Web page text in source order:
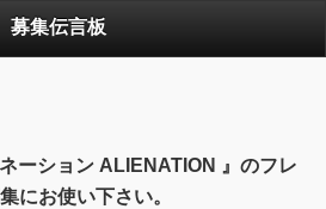
募集伝言板
ーション ALIENATION 』のフレ
にお使い下さい。